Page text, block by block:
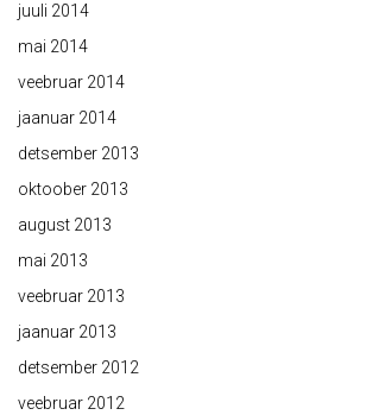
juuli 2014
mai 2014
veebruar 2014
jaanuar 2014
detsember 2013
oktoober 2013
august 2013
mai 2013
veebruar 2013
jaanuar 2013
detsember 2012
veebruar 2012